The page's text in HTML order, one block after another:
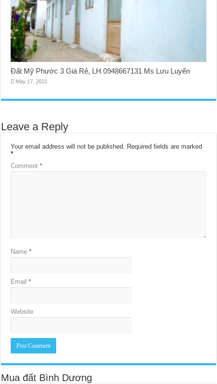
Đất Mỹ Phước 3 Giá Rẻ, LH 0948667131 Ms Lưu Luyến
May 17, 2021
Leave a Reply
Your email address will not be published. Required fields are marked
*
Comment*
Name*
Email*
Website
Mua đất Bình Dương